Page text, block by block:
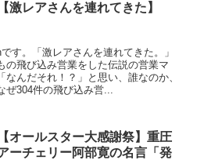
【激レアさんを連れてきた】
す。「激レアさんを連れてきた。」
の飛び込み営業をした伝説の営業マ
んだそれ！？」と思い、誰なのか、
ぜ304件の飛び込み営...
【オールスター大感謝祭】重圧
ーチェリー阿部寛の名言「発